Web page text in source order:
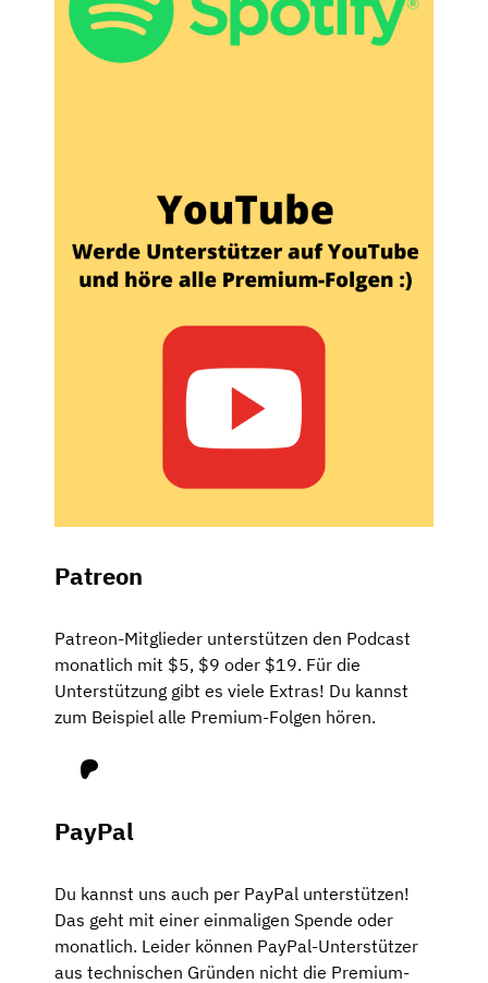
Patreon
Patreon-Mitglieder unterstützen den Podcast
monatlich mit $5, $9 oder $19. Für die
Unterstützung gibt es viele Extras! Du kannst
zum Beispiel alle Premium-Folgen hören.
Patreon
PayPal
Du kannst uns auch per PayPal unterstützen!
Das geht mit einer einmaligen Spende oder
monatlich. Leider können PayPal-Unterstützer
aus technischen Gründen nicht die Premium-